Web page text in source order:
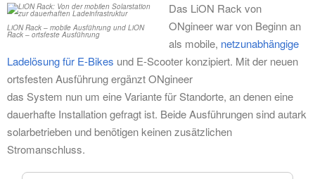
LiON Rack – mobile Ausführung und LiON
Rack – ortsfeste Ausführung
Das LiON Rack von
ONgineer war von Beginn an
als mobile, netzunabhängige
Ladelösung für E-Bikes und E-Scooter konzipiert. Mit der neuen
ortsfesten Ausführung ergänzt ONgineer
das System nun um eine Variante für Standorte, an denen eine
dauerhafte Installation gefragt ist. Beide Ausführungen sind autark
solarbetrieben und benötigen keinen zusätzlichen
Stromanschluss.